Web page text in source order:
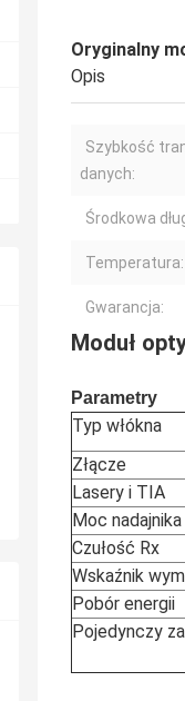
Oryginalny
Opis
Szybkość
danych:
Środkowa
Temperatura:
Gwarancja:
Moduł
Parametry
Typ włókna
Złącze
Lasery i TIA
Moc nadajnika
Czułość Rx
Wskaźnik
Pobór energii
Pojedynczy